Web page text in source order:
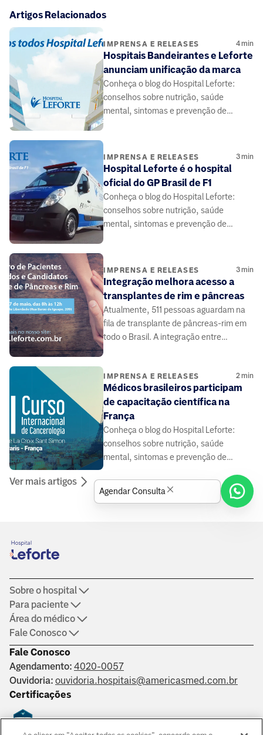
Artigos Relacionados
IMPRENSA E RELEASES 4min
Hospitais Bandeirantes e Leforte
anunciam unificação da marca
Conheça o blog do Hospital Leforte:
conselhos sobre nutrição, saúde
mental, sintomas e prevenção de
IMPRENSA E RELEASES 3min
Hospital Leforte é o hospital
oficial do GP Brasil de F1
Conheça o blog do Hospital Leforte:
conselhos sobre nutrição, saúde
mental, sintomas e prevenção de
IMPRENSA E RELEASES 3min
Integração melhora acesso a
transplantes de rim e pâncreas
Atualmente, 511 pessoas aguardam na
fila de transplante de pâncreas-rim em
todo o Brasil. A integração entre
IMPRENSA E RELEASES 2min
Médicos brasileiros participam
de capacitação científica na
França
Conheça o blog do Hospital Leforte:
conselhos sobre nutrição, saúde
mental, sintomas e prevenção de
especialistas da área da saúde.
Ver mais artigos
Fale Conosco
Agendamento: 4020-0057
Ouvidoria: ouvidoria.hospitais@americasmed.com.br
Certificações
Sobre o hospital
Para paciente
Área do médico
Fale Conosco
Agendar Consulta